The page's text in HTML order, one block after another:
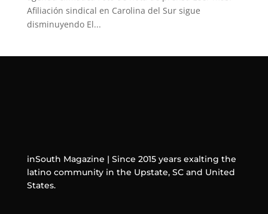
Afiliación sindical en Carolina del Sur sigue
disminuyendo El...
inSouth Magazine | Since 2015 years exalting the
latino community in the Upstate, SC and United
States.